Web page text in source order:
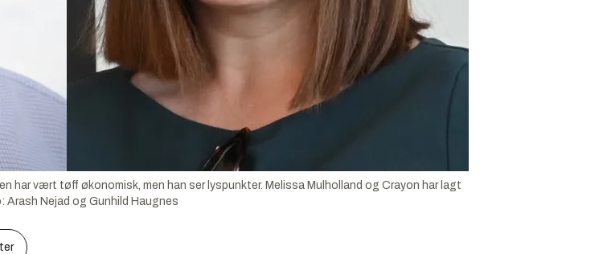
har vært tøff økonomisk, men han ser lyspunkter. Melissa Mulholland og Crayon har lagt
Arash Nejad og Gunhild Haugnes